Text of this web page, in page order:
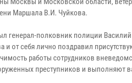
Маршала В.И. Чуйкова.
генерал-полковник полиции
и от себя лично поздравил
работы сотрудников
преступников и выполняют